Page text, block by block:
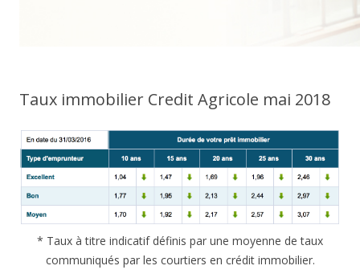
Taux immobilier Credit Agricole mai 2018
* Taux à titre indicatif définis par une moyenne de taux
communiqués par les courtiers en crédit immobilier.